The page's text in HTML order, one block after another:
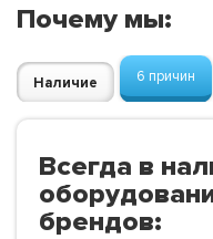
Почему мы:
Наличие 6 причин
Всегда в
брендов: